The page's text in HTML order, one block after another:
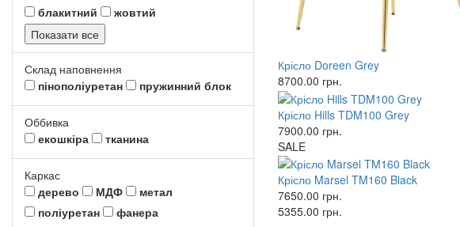
блакитний
жовтий
Показати все
Склад наповнення
пінополіуретан
пружинний блок
Оббивка
екошкіра
тканина
Каркас
дерево
МДФ
метал
поліуретан
фанера
Крісло Doreen Grey
8700.00 грн.
Крісло Hills TDM100 Grey
7900.00 грн.
SALE
Крісло Marsel TM160 Black
7650.00 грн.
5355.00 грн.